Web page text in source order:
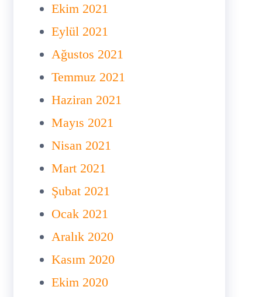
Ekim 2021
Eylül 2021
Ağustos 2021
Temmuz 2021
Haziran 2021
Mayıs 2021
Nisan 2021
Mart 2021
Şubat 2021
Ocak 2021
Aralık 2020
Kasım 2020
Ekim 2020